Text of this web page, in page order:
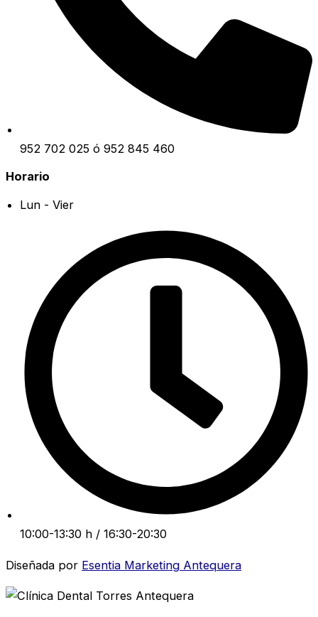
952 702 025 ó 952 845 460
Horario
Lun - Vier
10:00-13:30 h / 16:30-20:30
Diseñada por Esentia Marketing Antequera